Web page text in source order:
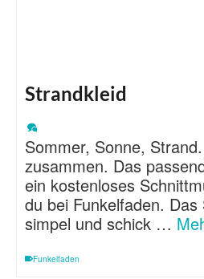
Strandkleid
Sommer, Sonne,
zusammen. Das
ein kostenloses
du bei Funkelfaden. Das
simpel und schick …
Funkelfaden